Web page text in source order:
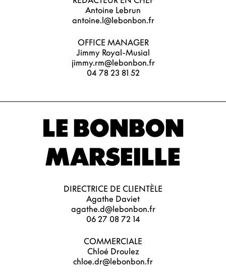
Antoine Lebrun
antoine.l@lebonbon.fr
OFFICE MANAGER
Jimmy Royal-Musial
jimmy.rm@lebonbon.fr
04 78 23 81 52
LE BONBON
MARSEILLE
DIRECTRICE DE CLIENTÈLE
Agathe Daviet
agathe.d@lebonbon.fr
06 27 08 72 14
COMMERCIALE
Chloé Droulez
chloe.dr@lebonbon.fr